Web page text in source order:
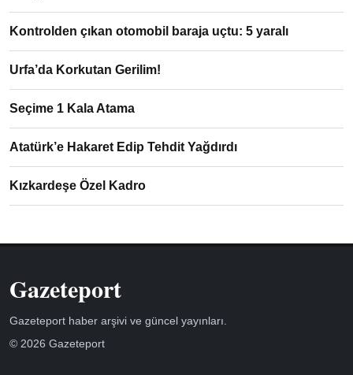
Kontrolden çıkan otomobil baraja uçtu: 5 yaralı
Urfa’da Korkutan Gerilim!
Seçime 1 Kala Atama
Atatürk’e Hakaret Edip Tehdit Yağdırdı
Kızkardeşe Özel Kadro
Gazeteport
Gazeteport haber arşivi ve güncel yayınları.
© 2026 Gazeteport